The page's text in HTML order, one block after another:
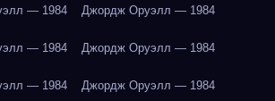
— 1984 Джордж Оруэлл — 1984
— 1984 Джордж Оруэлл — 1984
— 1984 Джордж Оруэлл — 1984